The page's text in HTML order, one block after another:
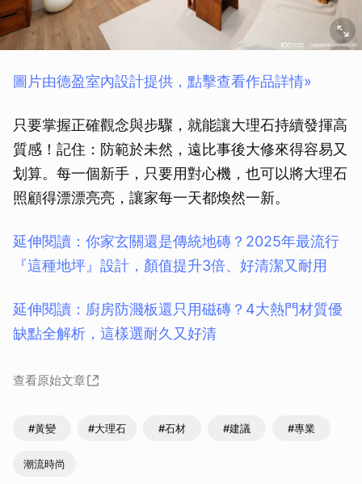
圖片由德盈室內設計提供，點擊查看作品詳情»
只要掌握正確觀念與步驟，就能讓大理石持續發揮高
質感！記住：防範於未然，遠比事後大修來得容易又
划算。每一個新手，只要用對心機，也可以將大理石
照顧得漂漂亮亮，讓家每一天都煥然一新。
延伸閱讀：你家玄關還是傳統地磚？2025年最流行
『這種地坪』設計，顏值提升3倍、好清潔又耐用
延伸閱讀：廚房防濺板還只用磁磚？4大熱門材質優
缺點全解析，這樣選耐久又好清
查看原始文章
#黃變 #大理石 #石材 #建議 #專業
潮流時尚